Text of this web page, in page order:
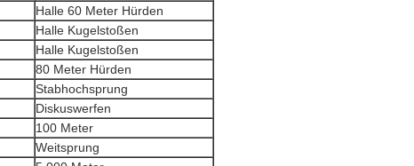
Halle 60 Meter Hürden
Halle Kugelstoßen
Halle Kugelstoßen
80 Meter Hürden
Stabhochsprung
Diskuswerfen
100 Meter
Weitsprung